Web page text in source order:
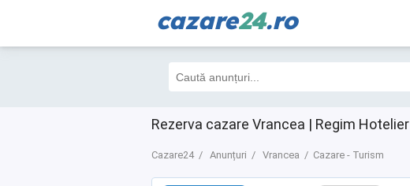
cazare24.ro
Rezerva cazare Vrancea | Regim Hotelier
Cazare24 Anunțuri Vrancea Cazare - Turism
Filtre 3 Toate
1